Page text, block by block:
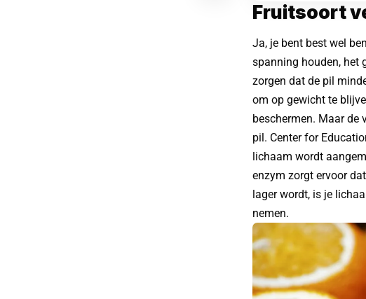
Fruitsoort
Ja, je bent best wel
spanning houden, het
zorgen dat de pil
om op gewicht te
beschermen. Maar de
pil. Center for
lichaam wordt
enzym zorgt ervoor
lager wordt, is je
nemen.